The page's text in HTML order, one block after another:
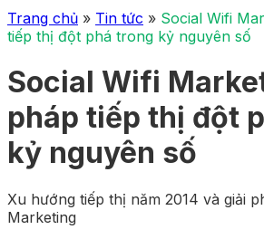
Trang chủ » Tin tức » Social Wifi
tiếp thị đột phá trong kỷ nguyên số
Social Wifi
pháp tiếp thị đột
kỷ nguyên số
Xu hướng tiếp thị năm 2014 và giải
Marketing